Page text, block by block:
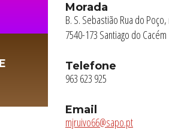
Morada
B. S. Sebastião Rua do Poço,
7540-173 Santiago do Cacém
Telefone
963 623 925
Email
mjruivo66@sapo.pt